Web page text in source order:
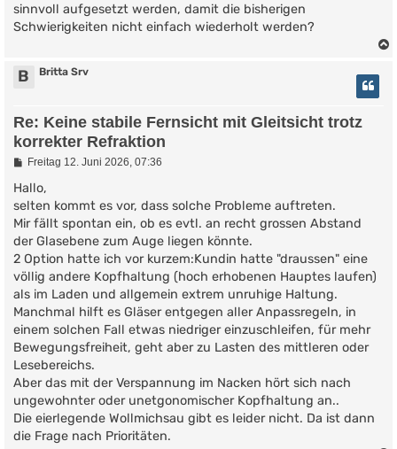
sinnvoll aufgesetzt werden, damit die bisherigen
Schwierigkeiten nicht einfach wiederholt werden?
B Britta Srv
Re: Keine stabile Fernsicht mit Gleitsicht trotz
korrekter Refraktion
B
i
r
a
g
Freitag 12. Juni 2026, 07:36
Hallo,
selten kommt es vor, dass solche Probleme auftreten.
Mir fällt spontan ein, ob es evtl. an recht grossen Abstand
der Glasebene zum Auge liegen könnte.
2 Option hatte ich vor kurzem:Kundin hatte "draussen" eine
völlig andere Kopfhaltung (hoch erhobenen Hauptes laufen)
als im Laden und allgemein extrem unruhige Haltung.
Manchmal hilft es Gläser entgegen aller Anpassregeln, in
einem solchen Fall etwas niedriger einzuschleifen, für mehr
Bewegungsfreiheit, geht aber zu Lasten des mittleren oder
Lesebereichs.
Aber das mit der Verspannung im Nacken hört sich nach
ungewohnter oder unetgonomischer Kopfhaltung an..
Die eierlegende Wollmichsau gibt es leider nicht. Da ist dann
die Frage nach Prioritäten.